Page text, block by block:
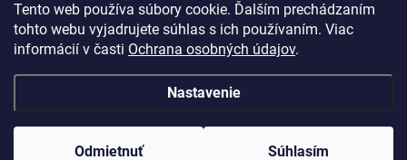
Tento web používa súbory cookie. Ďalším prechádzaním
tohto webu vyjadrujete súhlas s ich používaním. Viac
informácií v časti Ochrana osobných údajov.
Nastavenie
Odmietnuť Súhlasím
Copyright 2026 . Všetky práva vyhradené.